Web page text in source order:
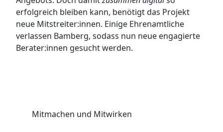
erfolgreich bleiben kann, benötigt das Projekt
neue Mitstreiter:innen. Einige Ehrenamtliche
verlassen Bamberg, sodass nun neue engagierte
Berater:innen gesucht werden.
Mitmachen und Mitwirken